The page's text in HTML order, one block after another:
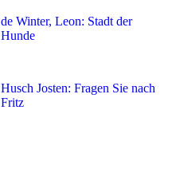
de Winter, Leon: Stadt der
Hunde
Husch Josten: Fragen Sie nach
Fritz